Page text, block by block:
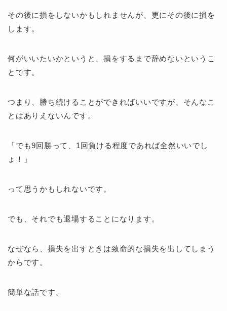
その後に損をしないかもしれませんが、更にその後に損を
します。
何がいいたいかというと、損をするまで辞めないというこ
とです。
つまり、勝ち続けることができればいいですが、そんなこ
とはありえないんです。
「でも9回勝って、1回負ける程度であれば全然いいでし
ょ！」
って思うかもしれないです。
でも、それでも退場することになります。
なぜなら、損失を出すときは致命的な損失を出してしまう
からです。
簡単な話です。